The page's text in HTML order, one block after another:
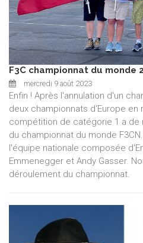
F3C championnat du monde
mercredi 9 août 2023
Enfin ! Après l'annulation d'un
deux championnats d'Europe en
compétition de catégorie 1 a de
du championnat du monde
l'équipe nationale composée
Emmenegger et Andy Gasser.
déroulement du championnat.